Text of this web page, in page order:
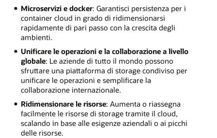
Microservizi e docker: Garantisci persistenza per i
container cloud in grado di ridimensionarsi
rapidamente di pari passo con la crescita degli
ambienti.
Unificare le operazioni e la collaborazione a livello
globale: Le aziende di tutto il mondo possono
sfruttare una piattaforma di storage condiviso per
unificare le operazioni e semplificare la
collaborazione internazionale.
Ridimensionare le risorse: Aumenta o riassegna
facilmente le risorse di storage tramite il cloud,
scalando in base alle esigenze aziendali o ai picchi
delle risorse.